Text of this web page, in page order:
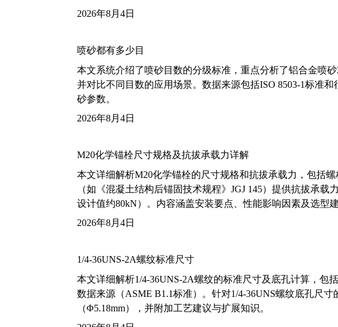
2026年8月4日
喷砂都有多少目
本文系统介绍了喷砂目数的分级标准，重点分析了铝合金喷砂
并对比不同目数的应用场景。数据来源包括ISO 8503-1标准
砂参数。
2026年8月4日
M20化学锚栓尺寸规格及抗拔承载力详解
本文详细解析M20化学锚栓的尺寸规格和抗拔承载力，包括
（如《混凝土结构后锚固技术规程》JGJ 145）提供抗拔承
设计值约80kN）。内容涵盖安装要点、性能影响因素及选型
2026年8月4日
1/4-36UNS-2A螺纹标准尺寸
本文详细解析1/4-36UNS-2A螺纹的标准尺寸及底孔计算，包
数据来源（ASME B1.1标准）。针对1/4-36UNS螺纹底孔尺
（Φ5.18mm），并附加工艺建议与扩展知识。